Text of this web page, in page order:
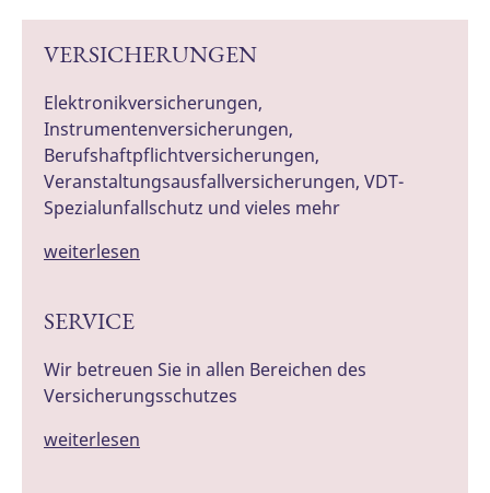
VERSICHERUNGEN
Elektronikversicherungen,
Instrumentenversicherungen,
Berufshaftpflichtversicherungen,
Veranstaltungsausfallversicherungen, VDT-
Spezialunfallschutz und vieles mehr
weiterlesen
SERVICE
Wir betreuen Sie in allen Bereichen des
Versicherungsschutzes
weiterlesen